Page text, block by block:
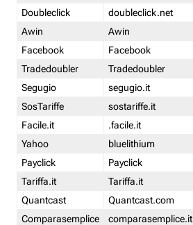
Doubleclick
doubleclick.net
Awin
Awin
Facebook
Facebook
Tradedoubler
Tradedoubler
Segugio
segugio.it
SosTariffe
sostariffe.it
Facile.it
.facile.it
Yahoo
bluelithium
Payclick
Payclick
Tariffa.it
Tariffa.it
Quantcast
Quantcast.com
Comparasemplice
comparasemplice.it